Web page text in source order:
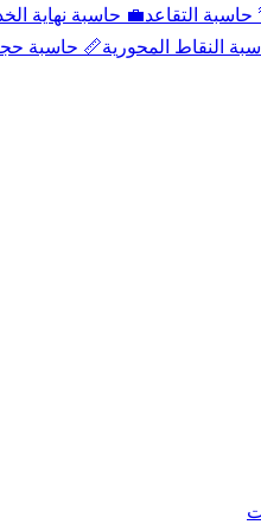
حاسبة التقاعد💼 حاسبة نهاية
النقاط المحورية📏 حاسبة